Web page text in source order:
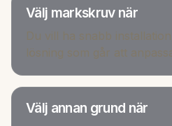
Välj markskruv när
Du vill ha snabb
lösning som går att
Välj annan grund när